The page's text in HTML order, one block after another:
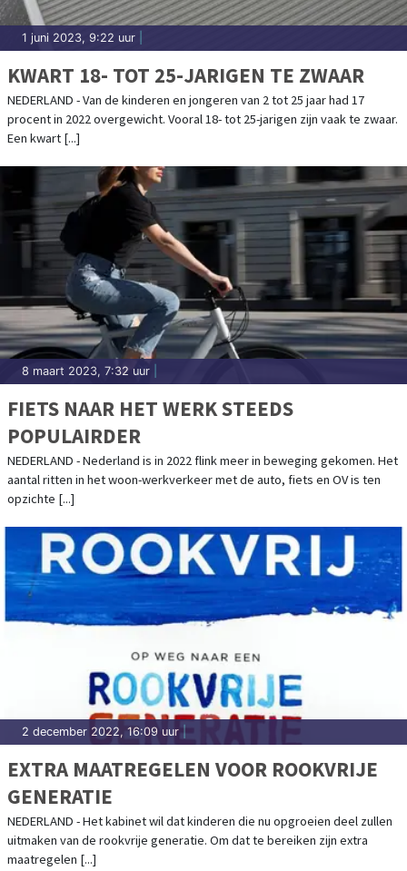
1 juni 2023, 9:22 uur
KWART 18- TOT 25-JARIGEN TE ZWAAR
NEDERLAND - Van de kinderen en jongeren van 2 tot 25 jaar had 17
procent in 2022 overgewicht. Vooral 18- tot 25-jarigen zijn vaak te zwaar.
Een kwart [...]
8 maart 2023, 7:32 uur
FIETS NAAR HET WERK STEEDS
POPULAIRDER
NEDERLAND - Nederland is in 2022 flink meer in beweging gekomen. Het
aantal ritten in het woon-werkverkeer met de auto, fiets en OV is ten
opzichte [...]
2 december 2022, 16:09 uur
EXTRA MAATREGELEN VOOR ROOKVRIJE
GENERATIE
NEDERLAND - Het kabinet wil dat kinderen die nu opgroeien deel zullen
uitmaken van de rookvrije generatie. Om dat te bereiken zijn extra
maatregelen [...]